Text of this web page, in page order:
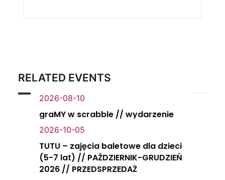
RELATED EVENTS
2026-08-10
graMY w scrabble // wydarzenie
2026-10-05
TUTU – zajęcia baletowe dla dzieci
(5-7 lat) // PAŹDZIERNIK-GRUDZIEŃ
2026 // PRZEDSPRZEDAŻ